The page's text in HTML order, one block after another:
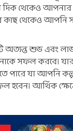
দিক থেকেও
থেকেও আপনি
শুভ এবং
সফল করবে।
যা আপনি
আর্থিক